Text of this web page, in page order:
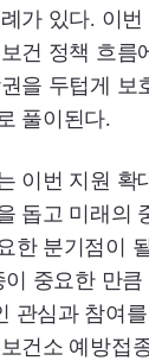
가 있다. 이
건 정책 흐름
을 두텁게 보
풀이된다.
이번 지원 확
돕고 미래의
한 분기점이
중요한 만
관심과 참여
건소 예방접